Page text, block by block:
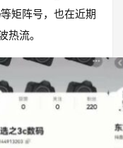
等矩阵号，也在近期
热流。